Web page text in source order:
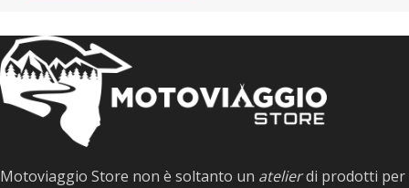
Motoviaggio Store non è soltanto un atelierdi prodotti per